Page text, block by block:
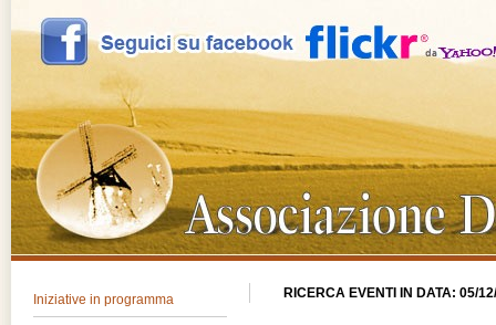
Iniziative in programma RICERCA EVENTI IN DATA: 05/